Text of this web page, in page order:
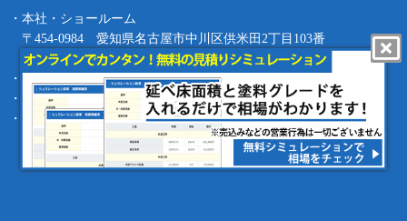
・本社・ショールーム
〒454-0984 愛知県名古屋市中川区供米田2丁目103番
Tel.052-387-8427 Fax.052-387-8497
・四日市支店 〒512-0911 三重県四日市市生桑町270-36
・緑支店 〒458-0801 愛知県名古屋市緑区鳴海町根古屋1-16
・工事部 〒455-0873 愛知県名古屋市港区春田野1丁目1709番地
copyright (c) 児玉塗装 Allrights reserved.